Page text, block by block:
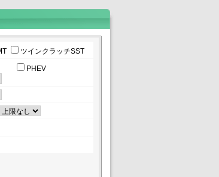
ツインクラッチSST
PHEV